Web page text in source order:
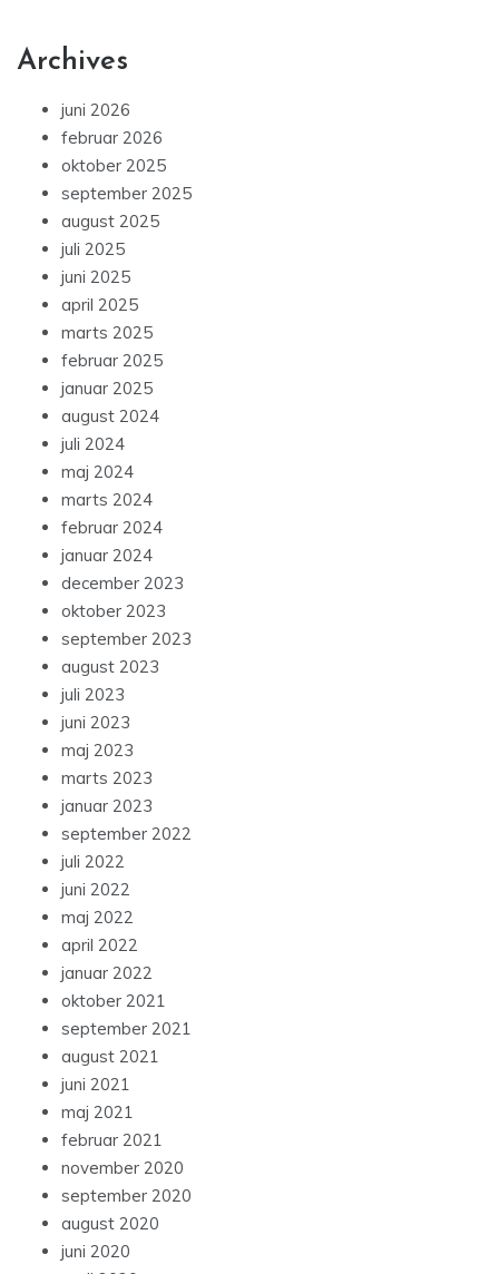
Archives
juni 2026
februar 2026
oktober 2025
september 2025
august 2025
juli 2025
juni 2025
april 2025
marts 2025
februar 2025
januar 2025
august 2024
juli 2024
maj 2024
marts 2024
februar 2024
januar 2024
december 2023
oktober 2023
september 2023
august 2023
juli 2023
juni 2023
maj 2023
marts 2023
januar 2023
september 2022
juli 2022
juni 2022
maj 2022
april 2022
januar 2022
oktober 2021
september 2021
august 2021
juni 2021
maj 2021
februar 2021
november 2020
september 2020
august 2020
juni 2020